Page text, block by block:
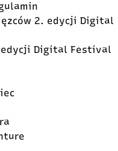
2. edycji Digital
Digital Festival